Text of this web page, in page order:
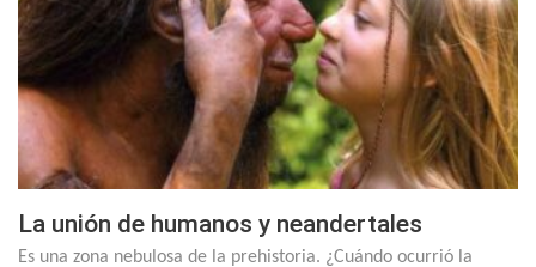
La unión de humanos y neandertales
Es una zona nebulosa de la prehistoria. ¿Cuándo ocurrió la